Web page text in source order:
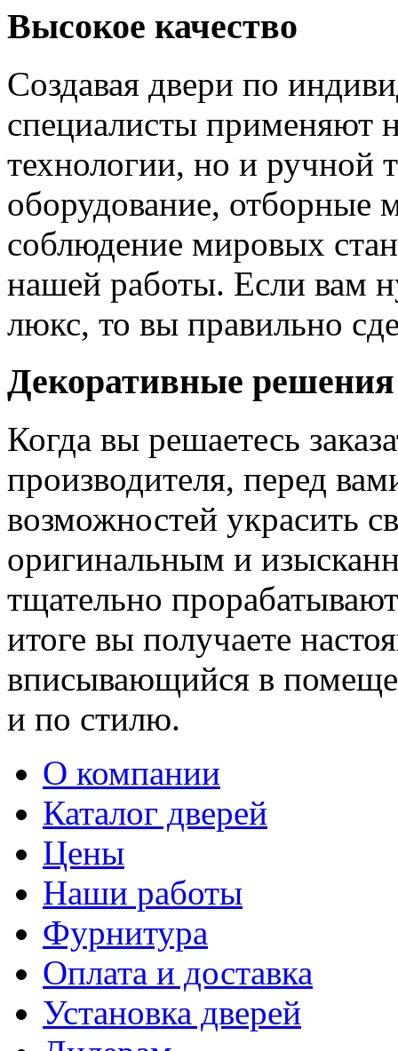
Высокое качество
Создавая двери по
специалисты применяют
технологии, но и ручной
оборудование, отборные
соблюдение мировых
нашей работы. Если вам
люкс, то вы правильно
Декоративные решения
Когда вы решаетесь
производителя, перед
возможностей украсить
оригинальным и
тщательно
итоге вы получаете
вписывающийся в
и по стилю.
О компании
Каталог дверей
Цены
Наши работы
Фурнитура
Оплата и доставка
Установка дверей